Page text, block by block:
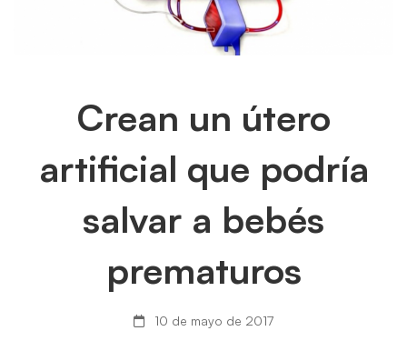
Crean
útero
artificial
Crean un útero
artificial que podría
salvar a bebés
prematuros
10 de mayo de 2017